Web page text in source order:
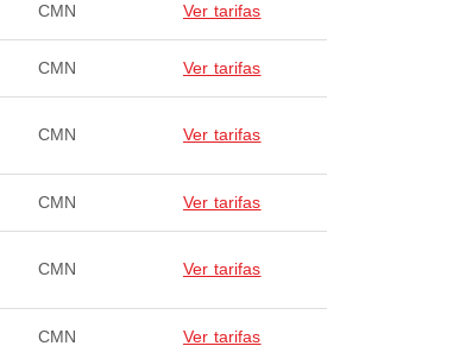
CMN Ver tarifas
CMN Ver tarifas
CMN Ver tarifas
CMN Ver tarifas
CMN Ver tarifas
CMN Ver tarifas